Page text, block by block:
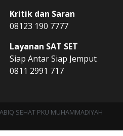
Kritik dan Saran
08123 190 7777
Layanan SAT SET
Siap Antar Siap Jemput
0811 2991 717
SEHAT PKU MUHAMMADIYAH